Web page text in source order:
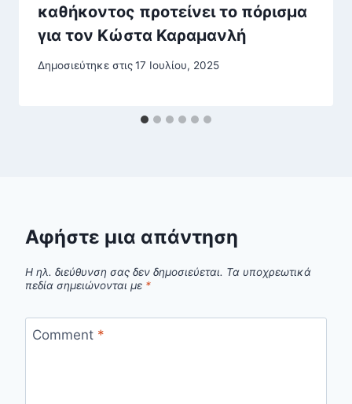
καθήκοντος προτείνει το πόρισμα
για τον Κώστα Καραμανλή
Δημοσιεύτηκε στις17 Ιουλίου, 2025
Αφήστε μια απάντηση
Η ηλ. διεύθυνση σας δεν δημοσιεύεται. Τα υποχρεωτικά
πεδία σημειώνονται με *
Comment *